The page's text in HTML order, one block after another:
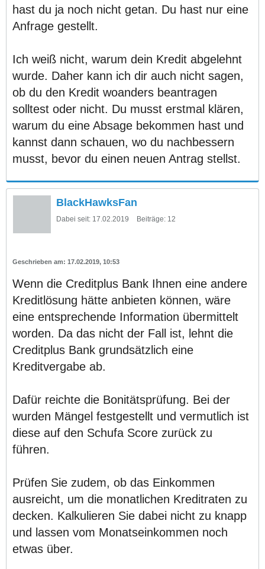
hast du ja noch nicht getan. Du hast nur eine
Anfrage gestellt.
Ich weiß nicht, warum dein Kredit abgelehnt
wurde. Daher kann ich dir auch nicht sagen,
ob du den Kredit woanders beantragen
solltest oder nicht. Du musst erstmal klären,
warum du eine Absage bekommen hast und
kannst dann schauen, wo du nachbessern
musst, bevor du einen neuen Antrag stellst.
BlackHawksFan
Dabei seit: 17.02.2019 Beiträge: 12
17.02.2019, 10:53
Wenn die Creditplus Bank Ihnen eine andere
Kreditlösung hätte anbieten können, wäre
eine entsprechende Information übermittelt
worden. Da das nicht der Fall ist, lehnt die
Creditplus Bank grundsätzlich eine
Kreditvergabe ab.
Dafür reichte die Bonitätsprüfung. Bei der
wurden Mängel festgestellt und vermutlich ist
diese auf den Schufa Score zurück zu
führen.
Prüfen Sie zudem, ob das Einkommen
ausreicht, um die monatlichen Kreditraten zu
decken. Kalkulieren Sie dabei nicht zu knapp
und lassen vom Monatseinkommen noch
etwas über.